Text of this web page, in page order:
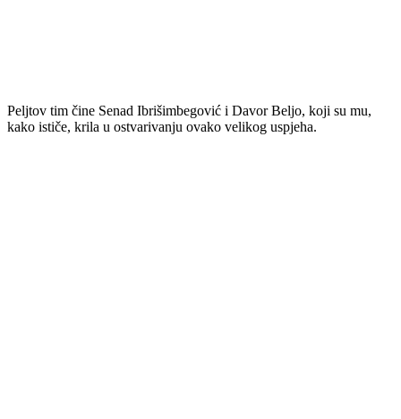
Peljtov tim čine Senad Ibrišimbegović i Davor Beljo, koji su mu,
kako ističe, krila u ostvarivanju ovako velikog uspjeha.